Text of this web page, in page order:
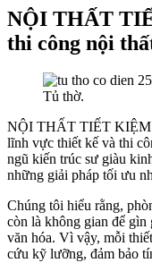
NỘI THẤT
thi công nội
Tủ thờ.
NỘI THẤT TIẾT KIỆM
lĩnh vực thiết kế và thi
ngũ kiến trúc sư giàu
những giải pháp tối ưu
Chúng tôi hiểu rằng,
còn là không gian để
văn hóa. Vì vậy, mỗi
cứu kỹ lưỡng, đảm bảo